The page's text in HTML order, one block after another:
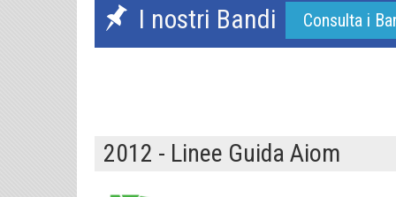
I nostri Bandi
Consulta i
2012 - Linee Guida Aiom